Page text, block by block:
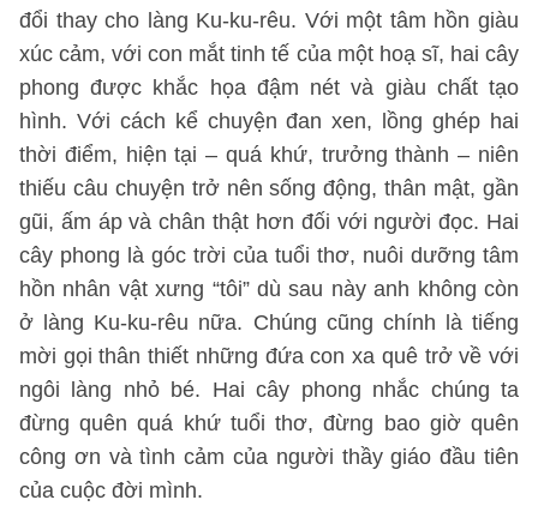
đổi thay cho làng Ku-ku-rêu. Với một tâm hồn giàu
xúc cảm, với con mắt tinh tế của một hoạ sĩ, hai cây
phong được khắc họa đậm nét và giàu chất tạo
hình. Với cách kể chuyện đan xen, lồng ghép hai
thời điểm, hiện tại – quá khứ, trưởng thành – niên
thiếu câu chuyện trở nên sống động, thân mật, gần
gũi, ấm áp và chân thật hơn đối với người đọc. Hai
cây phong là góc trời của tuổi thơ, nuôi dưỡng tâm
hồn nhân vật xưng “tôi” dù sau này anh không còn
ở làng Ku-ku-rêu nữa. Chúng cũng chính là tiếng
mời gọi thân thiết những đứa con xa quê trở về với
ngôi làng nhỏ bé. Hai cây phong nhắc chúng ta
đừng quên quá khứ tuổi thơ, đừng bao giờ quên
công ơn và tình cảm của người thầy giáo đầu tiên
của cuộc đời mình.